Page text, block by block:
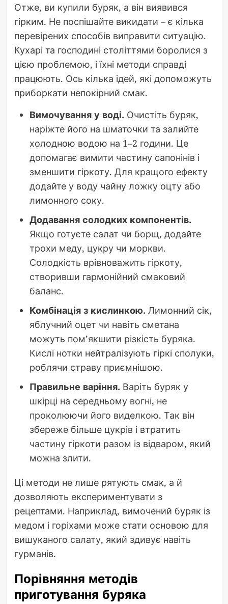
Отже, ви купили буряк, а він виявився
гірким. Не поспішайте викидати – є кілька
перевірених способів виправити ситуацію.
Кухарі та господині століттями боролися з
цією проблемою, і їхні методи справді
працюють. Ось кілька ідей, які допоможуть
приборкати непокірний смак.
Вимочування у воді. Очистіть буряк,
наріжте його на шматочки та залийте
холодною водою на 1–2 години. Це
допомагає вимити частину сапонінів і
зменшити гіркоту. Для кращого ефекту
додайте у воду чайну ложку оцту або
лимонного соку.
Додавання солодких компонентів.
Якщо готуєте салат чи борщ, додайте
трохи меду, цукру чи моркви.
Солодкість врівноважить гіркоту,
створивши гармонійний смаковий
баланс.
Комбінація з кислинкою. Лимонний сік,
яблучний оцет чи навіть сметана
можуть пом’якшити різкість буряка.
Кислі нотки нейтралізують гіркі сполуки,
роблячи страву приємнішою.
Правильне варіння. Варіть буряк у
шкірці на середньому вогні, не
проколюючи його виделкою. Так він
збереже більше цукрів і втратить
частину гіркоти разом із відваром, який
можна злити.
Ці методи не лише рятують смак, а й
дозволяють експериментувати з
рецептами. Наприклад, вимочений буряк із
медом і горіхами може стати основою для
вишуканого салату, який здивує навіть
гурманів.
Порівняння методів
приготування буряка